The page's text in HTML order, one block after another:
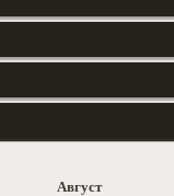
Август